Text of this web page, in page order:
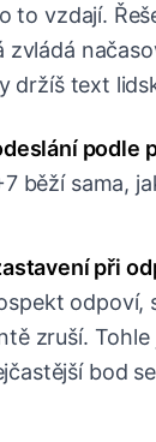
to vzdají.
držíš text
podle
běží sama,
při
odpoví,
zruší. Tohle
bod